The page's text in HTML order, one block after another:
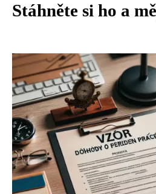
Stáhněte si ho a